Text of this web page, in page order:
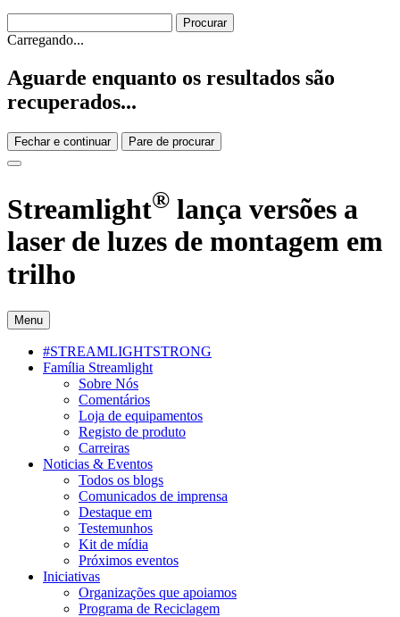
Carregando...
Aguarde enquanto os resultados são
recuperados...
Fechar e continuar Pare de procurar
Streamlight® lança versões a
laser de luzes de montagem em
trilho
Menu
#STREAMLIGHTSTRONG
Família Streamlight
Sobre Nós
Comentários
Loja de equipamentos
Registo de produto
Carreiras
Noticias & Eventos
Todos os blogs
Comunicados de imprensa
Destaque em
Testemunhos
Kit de mídia
Próximos eventos
Iniciativas
Organizações que apoiamos
Programa de Reciclagem